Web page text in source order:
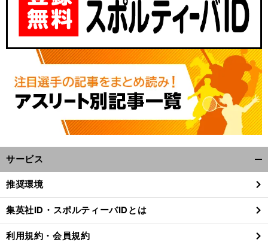
】
・ 【
無
】
・
・
サービス
閉
る
推奨環境
集英社ID・スポルティーバIDとは
利用規約・会員規約